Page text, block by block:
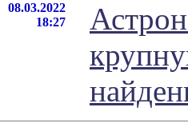
08.03.2022
18:27